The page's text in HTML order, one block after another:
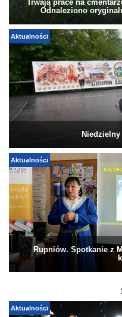
Trwają prace na
Odnaleziono
Aktualności
Aktualności
Rupniów. Spotkanie z
Aktualności